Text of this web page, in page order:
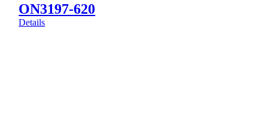
ON3197-620
Details